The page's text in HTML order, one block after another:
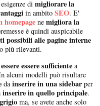
di migliorare la
in ambito SEO. E'
ne migliora la
è quindi auspicabile
possibili alle pagine interne
più rilevanti.
essere sufficiente a
alcuni modelli può risultare
dainserire in una sidebarper
inserire in quello principale.
ma, se avete anche solo